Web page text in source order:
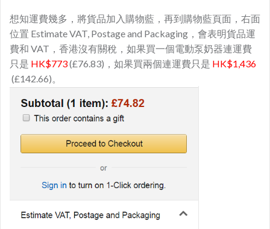
想知運費幾多，將貨品加入購物藍，再到購物藍頁面，右面
位置 Estimate VAT, Postage and Packaging，會表明貨品運
費和 VAT，香港沒有關稅，如果買一個電動泵奶器連運費
只是 HK$773(£76.83)，如果買兩個連運費只是 HK$1,436
(£142.66)。